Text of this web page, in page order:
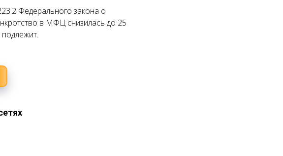
Федерального закона о
в МФЦ снизилась до 25